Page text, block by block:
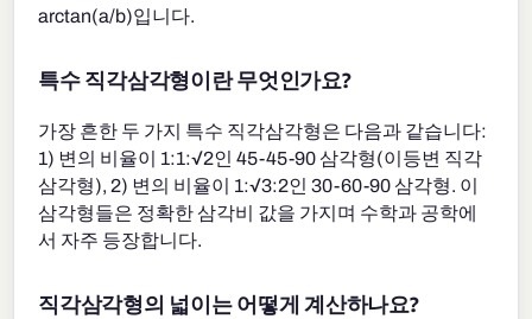
arctan(a/b)입니다.
특수 직각삼각형이란 무엇인가요?
가장 흔한 두 가지 특수 직각삼각형은 다음과 같습니다:
1) 변의 비율이 1:1:√2인 45-45-90 삼각형(이등변 직각
삼각형), 2) 변의 비율이 1:√3:2인 30-60-90 삼각형. 이
삼각형들은 정확한 삼각비 값을 가지며 수학과 공학에
서 자주 등장합니다.
직각삼각형의 넓이는 어떻게 계산하나요?